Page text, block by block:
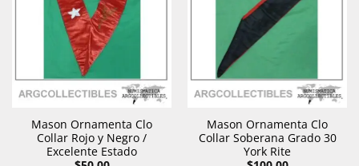
Mason Ornamenta Clo
Collar Rojo y Negro /
Excelente Estado
Mason Ornamenta Clo
Collar Soberana Grado 30
York Rite